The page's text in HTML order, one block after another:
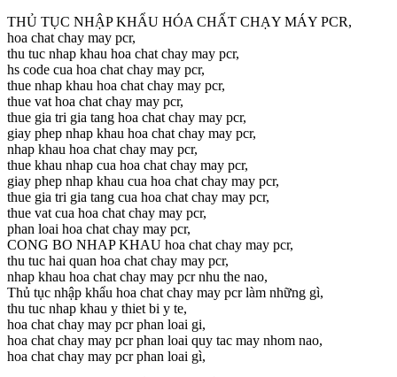
THỦ TỤC NHẬP KHẨU HÓA CHẤT CHẠY MÁY PCR,
hoa chat chay may pcr,
thu tuc nhap khau hoa chat chay may pcr,
hs code cua hoa chat chay may pcr,
thue nhap khau hoa chat chay may pcr,
thue vat hoa chat chay may pcr,
thue gia tri gia tang hoa chat chay may pcr,
giay phep nhap khau hoa chat chay may pcr,
nhap khau hoa chat chay may pcr,
thue khau nhap cua hoa chat chay may pcr,
giay phep nhap khau cua hoa chat chay may pcr,
thue gia tri gia tang cua hoa chat chay may pcr,
thue vat cua hoa chat chay may pcr,
phan loai hoa chat chay may pcr,
CONG BO NHAP KHAU hoa chat chay may pcr,
thu tuc hai quan hoa chat chay may pcr,
nhap khau hoa chat chay may pcr nhu the nao,
Thủ tục nhập khẩu hoa chat chay may pcr làm những gì,
thu tuc nhap khau y thiet bi y te,
hoa chat chay may pcr phan loai gi,
hoa chat chay may pcr phan loai quy tac may nhom nao,
hoa chat chay may pcr phan loai gì,